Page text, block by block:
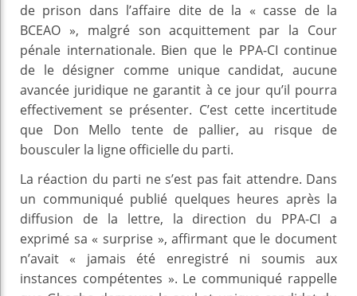
de prison dans l’affaire dite de la « casse de la
BCEAO », malgré son acquittement par la Cour
pénale internationale. Bien que le PPA-CI continue
de le désigner comme unique candidat, aucune
avancée juridique ne garantit à ce jour qu’il pourra
effectivement se présenter. C’est cette incertitude
que Don Mello tente de pallier, au risque de
bousculer la ligne officielle du parti.
La réaction du parti ne s’est pas fait attendre. Dans
un communiqué publié quelques heures après la
diffusion de la lettre, la direction du PPA-CI a
exprimé sa « surprise », affirmant que le document
n’avait « jamais été enregistré ni soumis aux
instances compétentes ». Le communiqué rappelle